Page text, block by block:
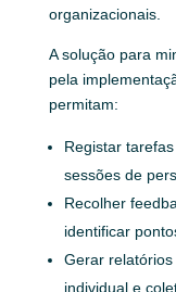
organizacionais.
A solução para
pela
permitam:
Registar
sessões de
Recolher
identificar
Gerar
individual e